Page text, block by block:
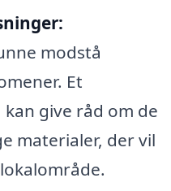
modstå
Et
give råd om de
materialer, der vil